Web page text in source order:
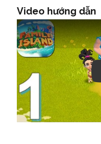
Video hướng dẫn